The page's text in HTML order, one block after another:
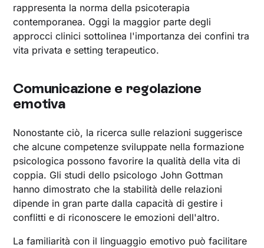
rappresenta la norma della psicoterapia
contemporanea. Oggi la maggior parte degli
approcci clinici sottolinea l'importanza dei confini tra
vita privata e setting terapeutico.
Comunicazione e regolazione
emotiva
Nonostante ciò, la ricerca sulle relazioni suggerisce
che alcune competenze sviluppate nella formazione
psicologica possono favorire la qualità della vita di
coppia. Gli studi dello psicologo John Gottman
hanno dimostrato che la stabilità delle relazioni
dipende in gran parte dalla capacità di gestire i
conflitti e di riconoscere le emozioni dell'altro.
La familiarità con il linguaggio emotivo può facilitare